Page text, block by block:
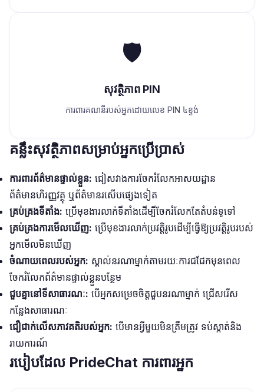
🛡️
សុវត្ថិភាព PIN
ការពារគណនីរបស់អ្នកដោយលេខ PIN ៤ខ្ទង់
គន្លឹះសុវត្ថិភាពសម្រាប់អ្នកប្រើប្រាស់
ការពារព័ត៌មានផ្ទាល់ខ្លួន: ជៀសវាងការចែករំលែកអាសយដ្ឋាន
ព័ត៌មានហិរញ្ញវត្ថុ ឬព័ត៌មានរសើបផ្សេងទៀត
គ្រប់គ្រងទីតាំង: ប្រើមុខងារលាក់ទីតាំងដើម្បីចែករំលែកតែតំបន់ទូទៅ
គ្រប់គ្រងការមើលឃើញ: ប្រើមុខងារលាក់ប្រវត្តិរូបដើម្បីធ្វើឱ្យប្រវត្តិរូបរបស់
អ្នកមើលមិនឃើញ
ចំណាយពេលរបស់អ្នក: ស្គាល់នរណាម្នាក់តាមរយៈការជជែកមុនពេល
ចែករំលែកព័ត៌មានផ្ទាល់ខ្លួនបន្ថែម
ជួបគ្នានៅទីសាធារណៈ: បើអ្នកសម្រេចចិត្តជួបនរណាម្នាក់ ជ្រើសរើស
កន្លែងសាធារណៈ
ជឿជាក់លើសភាវគតិរបស់អ្នក: បើមានអ្វីមួយមិនត្រឹមត្រូវ ទប់ស្កាត់និង
រាយការណ៍
របៀបដែល PrideChat ការពារអ្នក